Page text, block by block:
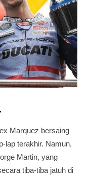
Marquez bersaing
lap terakhir. Namun,
Martin, yang
tiba-tiba jatuh di